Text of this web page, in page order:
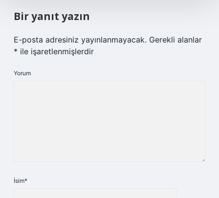
Bir yanıt yazın
E-posta adresiniz yayınlanmayacak. Gerekli alanlar
* ile işaretlenmişlerdir
Yorum
İsim*